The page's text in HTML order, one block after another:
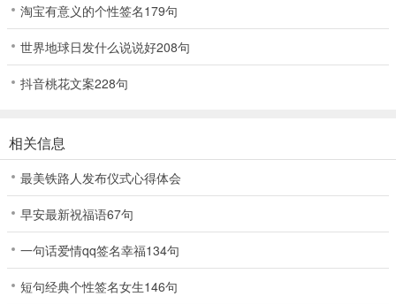
淘宝有意义的个性签名179句
世界地球日发什么说说好208句
抖音桃花文案228句
相关信息
最美铁路人发布仪式心得体会
早安最新祝福语67句
一句话爱情qq签名幸福134句
短句经典个性签名女生146句